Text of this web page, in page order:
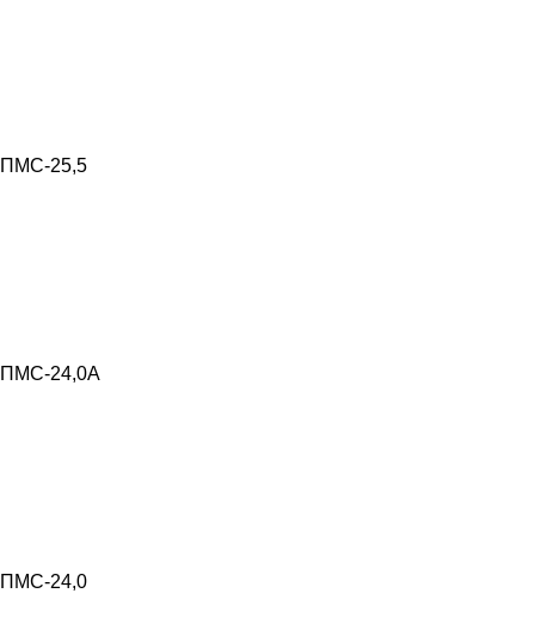
ПМС-25,5
ПМС-24,0А
ПМС-24,0